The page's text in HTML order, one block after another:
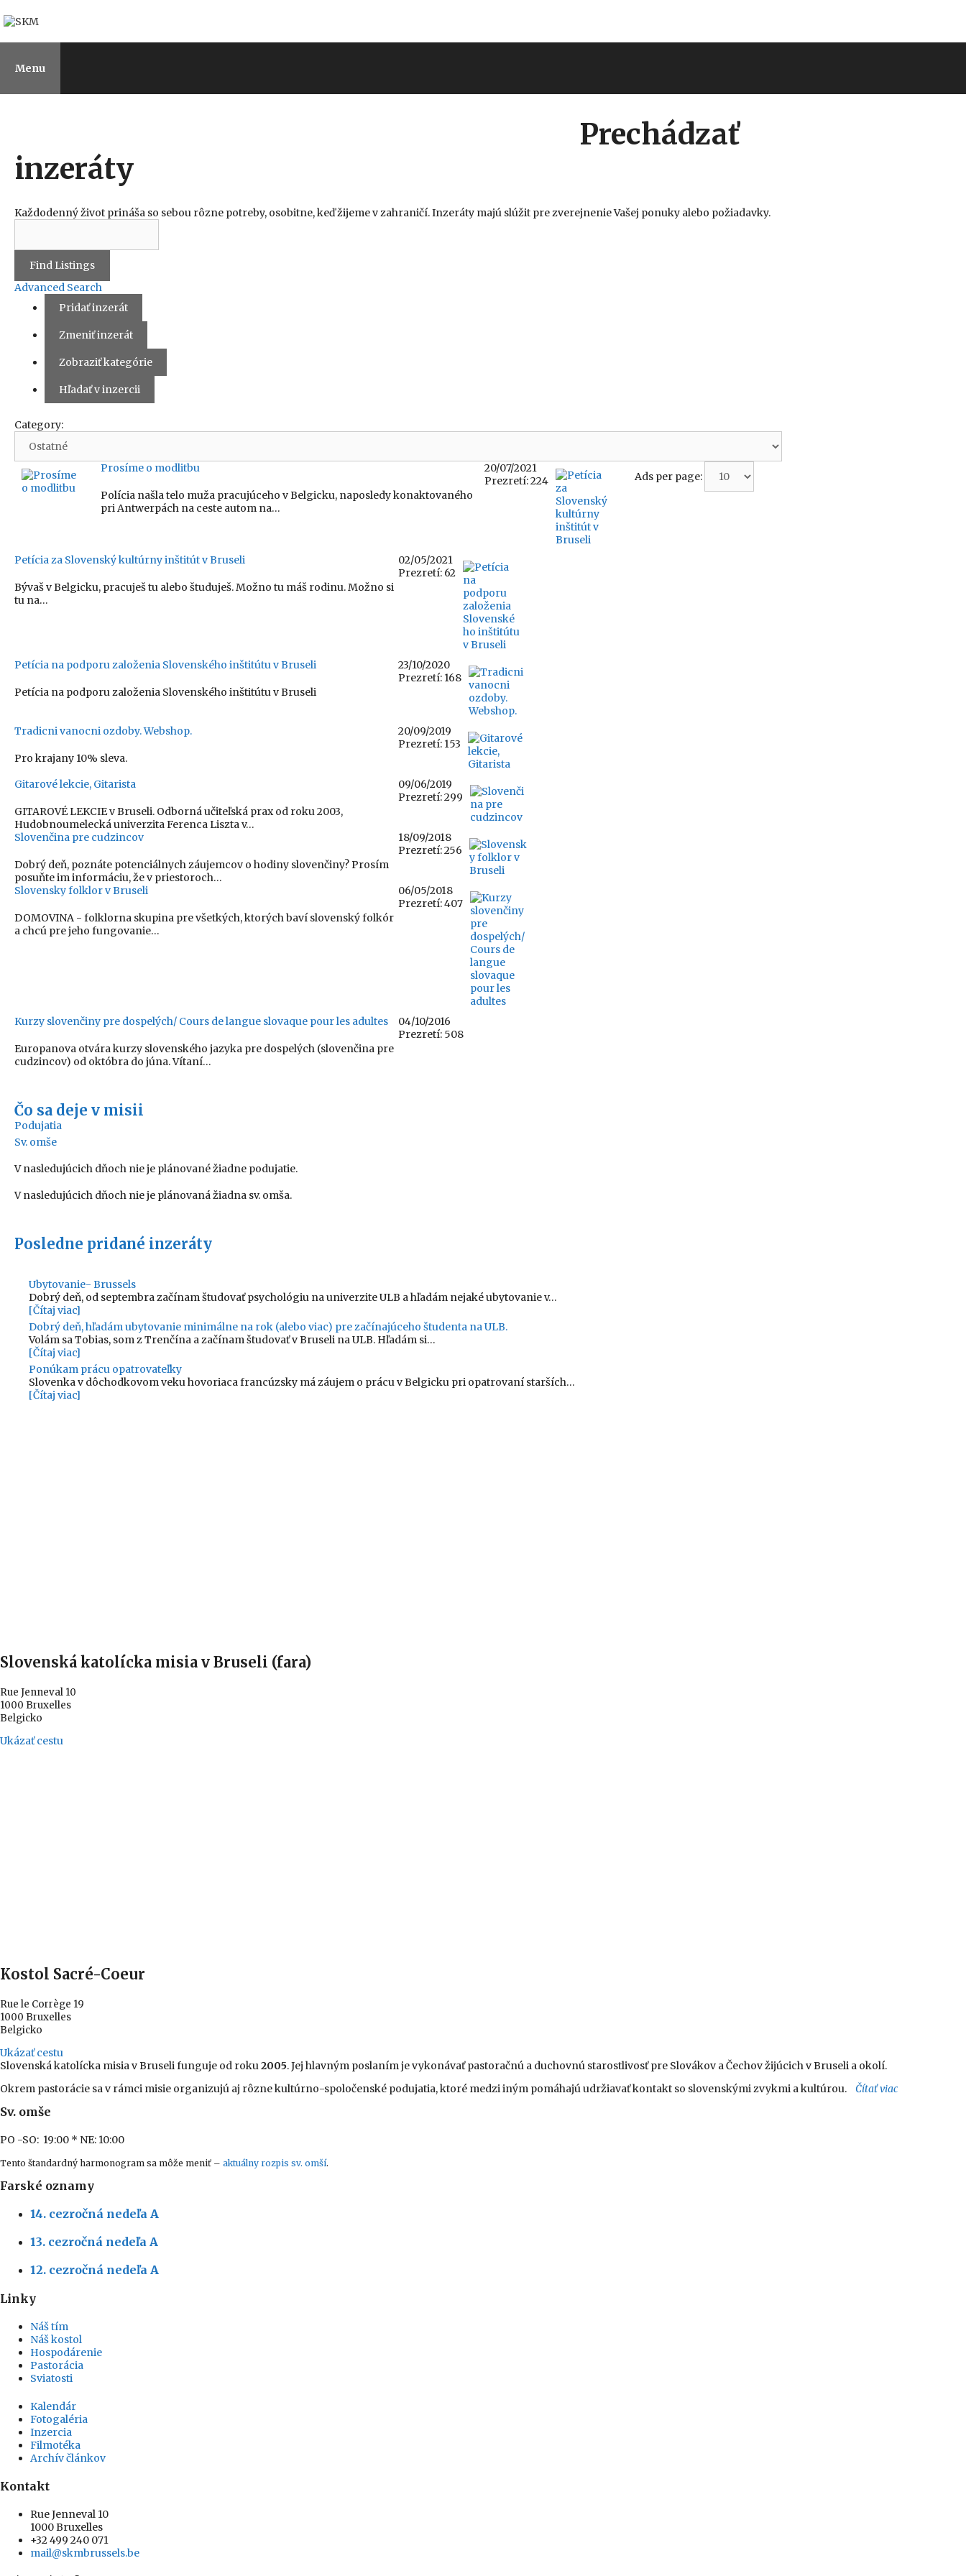
na
Menu
Prechádzať
inzeráty
Každodenný život prináša so sebou rôzne potreby, osobitne, keď žijeme v zahraničí. Inzeráty majú slúžit pre zverejnenie Vašej ponuky alebo požiadavky.
Advanced Search
Pridať inzerát
Zmeniť inzerát
Zobraziť kategórie
Hľadať v inzercii
Category:
Prosíme o modlitbu
Polícia našla telo muža pracujúceho v Belgicku, naposledy konaktovaného
pri Antwerpách na ceste autom na…
20/07/2021
Prezretí: 224
Petícia za Slovenský kultúrny inštitút v Bruseli
Bývaš v Belgicku, pracuješ tu alebo študuješ. Možno tu máš rodinu. Možno si
tu na…
02/05/2021
Prezretí: 62
Petícia na podporu založenia Slovenského inštitútu v Bruseli
Petícia na podporu založenia Slovenského inštitútu v Bruseli
23/10/2020
Prezretí: 168
Tradicni vanocni ozdoby. Webshop.
Pro krajany 10% sleva.
20/09/2019
Prezretí: 153
Gitarové lekcie, Gitarista
GITAROVÉ LEKCIE v Bruseli. Odborná učiteľská prax od roku 2003,
Hudobnoumelecká univerzita Ferenca Liszta v…
09/06/2019
Prezretí: 299
Slovenčina pre cudzincov
Dobrý deň, poznáte potenciálnych záujemcov o hodiny slovenčiny? Prosím
posuňte im informáciu, že v priestoroch…
18/09/2018
Prezretí: 256
Slovensky folklor v Bruseli
DOMOVINA - folklorna skupina pre všetkých, ktorých baví slovenský folkór
a chcú pre jeho fungovanie…
06/05/2018
Prezretí: 407
Kurzy slovenčiny pre dospelých/ Cours de langue slovaque pour les adultes
Europanova otvára kurzy slovenského jazyka pre dospelých (slovenčina pre
cudzincov) od októbra do júna. Vítaní…
04/10/2016
Prezretí: 508
Ads per page:
Čo sa deje v misii
Podujatia
Sv. omše
V nasledujúcich dňoch nie je plánované žiadne podujatie.
V nasledujúcich dňoch nie je plánovaná žiadna sv. omša.
Posledne pridané inzeráty
Ubytovanie- Brussels
Dobrý deň, od septembra začínam študovať psychológiu na univerzite ULB a hľadám nejaké ubytovanie v…
[Čítaj viac]
Dobrý deň, hľadám ubytovanie minimálne na rok (alebo viac) pre začínajúceho študenta na ULB.
Volám sa Tobias, som z Trenčína a začínam študovať v Bruseli na ULB. Hľadám si…
[Čítaj viac]
Ponúkam prácu opatrovateľky
Slovenka v dôchodkovom veku hovoriaca francúzsky má záujem o prácu v Belgicku pri opatrovaní starších…
[Čítaj viac]
Slovenská katolícka misia v Bruseli (fara)
Rue Jenneval 10
1000 Bruxelles
Belgicko
Ukázať cestu
Kostol Sacré-Coeur
Rue le Corrège 19
1000 Bruxelles
Belgicko
Ukázať cestu
Slovenská katolícka misia v Bruseli funguje od roku2005. Jej hlavným poslaním je vykonávať pastoračnú a duchovnú starostlivosť pre Slovákov a Čechov žijúcich v Bruseli a okolí.
Okrem pastorácie sa v rámci misie organizujú aj rôzne kultúrno-spoločenské podujatia, ktoré medzi iným pomáhajú udržiavať kontakt so slovenskými zvykmi a kultúrou. Čítať viac
Sv. omše
PO -SO: 19:00 * NE: 10:00
Tento štandardný harmonogram sa môže meniť – aktuálny rozpis sv. omší.
Farské oznamy
14. cezročná nedeľa A
13. cezročná nedeľa A
12. cezročná nedeľa A
Linky
Náš tím
Náš kostol
Hospodárenie
Pastorácia
Sviatosti
Kalendár
Fotogaléria
Inzercia
Filmotéka
Archív článkov
Kontakt
Rue Jenneval 10
1000 Bruxelles
+32 499 240 071
mail@skmbrussels.be